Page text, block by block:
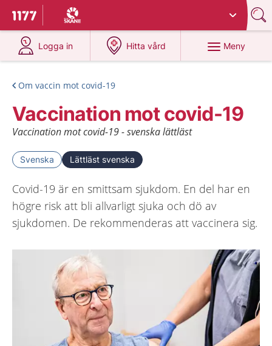
Till startsidan för 1177
Du har valt region
Logga in
på 1177.se
Hitta vård
på 1177.se
Meny
Om vaccin mot covid-19
Vaccination mot covid-19
Vaccination mot covid-19 - svenska lättläst
Svenska Lättläst svenska
Covid-19 är en smittsam sjukdom. En del har en
högre risk att bli allvarligt sjuka och dö av
sjukdomen. De rekommenderas att vaccinera sig.